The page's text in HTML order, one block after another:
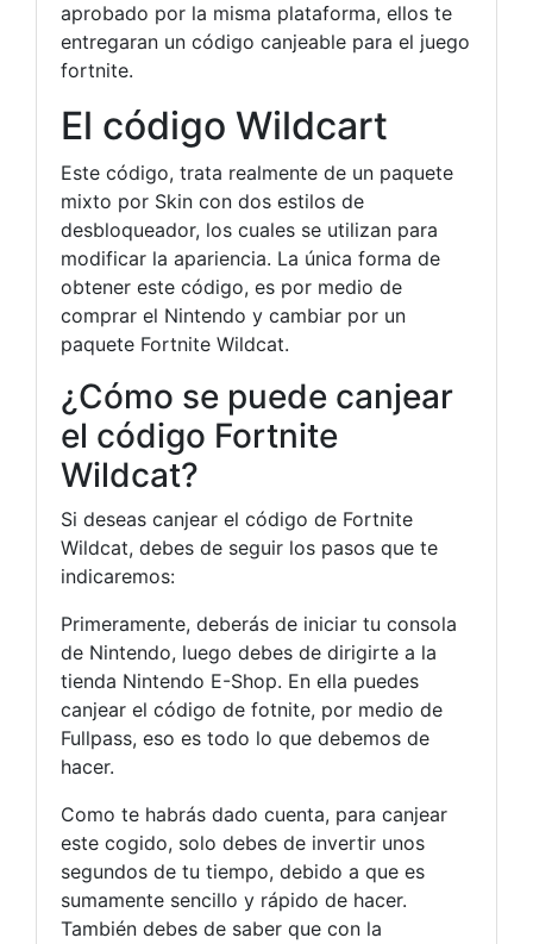
aprobado por la misma plataforma, ellos te
entregaran un código canjeable para el juego
fortnite.
El código Wildcart
Este código, trata realmente de un paquete
mixto por Skin con dos estilos de
desbloqueador, los cuales se utilizan para
modificar la apariencia. La única forma de
obtener este código, es por medio de
comprar el Nintendo y cambiar por un
paquete Fortnite Wildcat.
¿Cómo se puede canjear
el código Fortnite
Wildcat?
Si deseas canjear el código de Fortnite
Wildcat, debes de seguir los pasos que te
indicaremos:
Primeramente, deberás de iniciar tu consola
de Nintendo, luego debes de dirigirte a la
tienda Nintendo E-Shop. En ella puedes
canjear el código de fotnite, por medio de
Fullpass, eso es todo lo que debemos de
hacer.
Como te habrás dado cuenta, para canjear
este cogido, solo debes de invertir unos
segundos de tu tiempo, debido a que es
sumamente sencillo y rápido de hacer.
También debes de saber que con la